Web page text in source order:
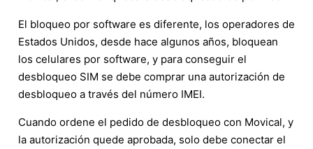
El bloqueo por software es diferente, los operadores de
Estados Unidos, desde hace algunos años, bloquean
los celulares por software, y para conseguir el
desbloqueo SIM se debe comprar una autorización de
desbloqueo a través del número IMEI.
Cuando ordene el pedido de desbloqueo con Movical, y
la autorización quede aprobada, solo debe conectar el